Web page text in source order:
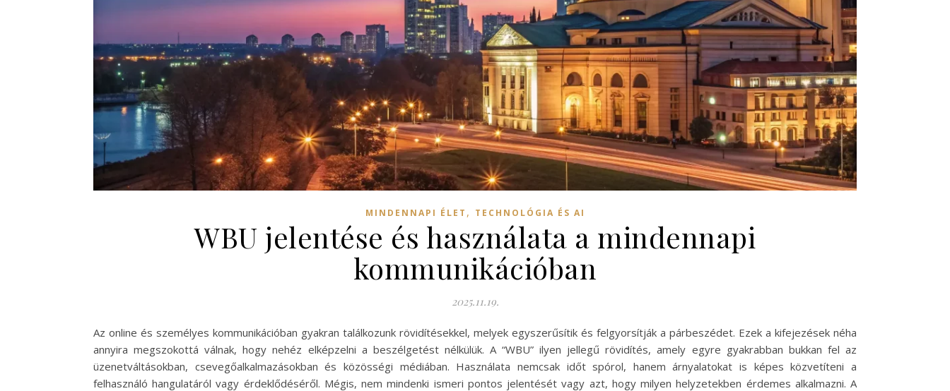
MINDENNAPI ÉLET , TECHNOLÓGIA ÉS AI
WBU jelentése és használata a mindennapi
kommunikációban
2025.11.19.
Az online és személyes kommunikációban gyakran találkozunk rövidítésekkel, melyek egyszerűsítik és felgyorsítják a párbeszédet. Ezek a kifejezések néha
annyira megszokottá válnak, hogy nehéz elképzelni a beszélgetést nélkülük. A “WBU” ilyen jellegű rövidítés, amely egyre gyakrabban bukkan fel az
üzenetváltásokban, csevegőalkalmazásokban és közösségi médiában. Használata nemcsak időt spórol, hanem árnyalatokat is képes közvetíteni a
felhasználó hangulatáról vagy érdeklődéséről. Mégis, nem mindenki ismeri pontos jelentését vagy azt, hogy milyen helyzetekben érdemes alkalmazni. A